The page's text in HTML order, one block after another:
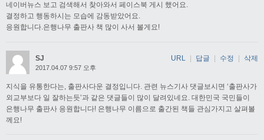
네이버뉴스 보고 검색해서 찾아와서 페이스북 게시 했어요.
결정하고 행동하시는 모습에 감동받았어요.
응원합니다.은행나무 출판사 책 많이 사서 볼게요!
SJ
2017.04.07 9:57 오후
지식을 유통한다는, 출판사다운 결정입니다. 관련 뉴스기사 댓글보시면 ‘출판사가
외교부보다 일 잘하는듯’과 같은 댓글들이 많이 달려있네요. 대한민국 국민들이
은행나무 출판사 응원합니다! 은행나무 이름으로 출간된 책들 관심가지고 살펴볼
께요!
URL 답글 수정 삭제